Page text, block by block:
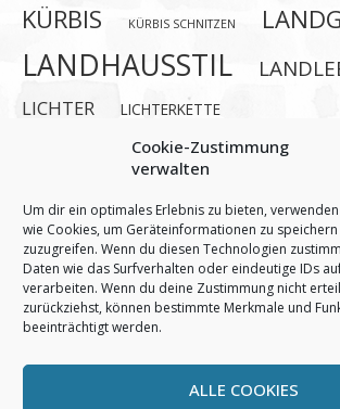
Cookie-Zustimmung
verwalten
Um dir ein optimales Erlebnis zu bieten,
wie Cookies, um Geräteinformationen zu
zuzugreifen. Wenn du diesen Technologien
Daten wie das Surfverhalten oder eindeutige IDs
verarbeiten. Wenn du deine Zustimmung nicht
zurückziehst, können bestimmte Merkmale und
beeinträchtigt werden.
ALLE COOKIES
KÜRBIS KÜRBIS SCHNITZEN
LANDHAUSSTIL
LICHTER LICHTERKETTE
MEER SOMMERDEKORATION KREATIV
SOMMER
TISCHDEKORATION
URLAUBSERINNERUNG VALENTINSTAG
WINTER WINTERDEKO
Villa Landzauber © 2026